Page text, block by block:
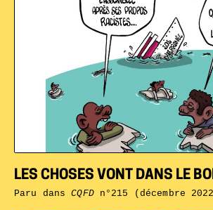
LES CHOSES VONT DANS LE
Paru dansCQFDn°215 (décembre